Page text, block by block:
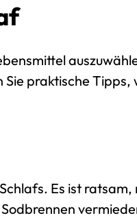
praktische
Es ist